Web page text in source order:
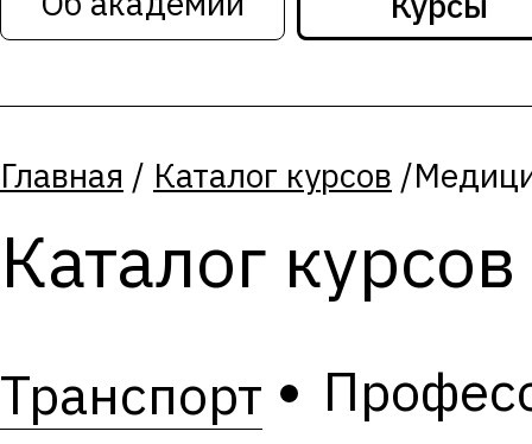
Главная / Каталог курсов /
Каталог курсов
Транспорт